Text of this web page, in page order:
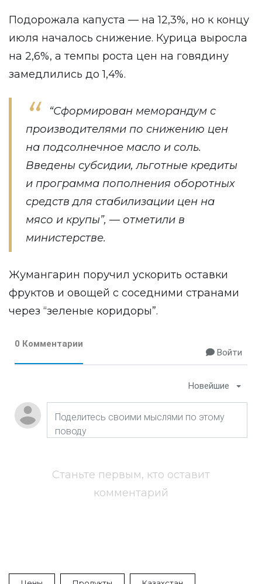
Подорожала капуста — на 12,3%, но к концу
июля началось снижение. Курица выросла
на 2,6%, а темпы роста цен на говядину
замедлились до 1,4%.
“Сформирован меморандум с
производителями по снижению цен
на подсолнечное масло и соль.
Введены субсидии, льготные кредиты
и программа пополнения оборотных
средств для стабилизации цен на
мясо и крупы”, — отметили в
министерстве.
Жумангарин поручил ускорить оставки
фруктов и овощей с соседними странами
через “зеленые коридоры”.
0 Комментарии
Войти
Новейшие
Станьте первым, кто оставит
комментарий